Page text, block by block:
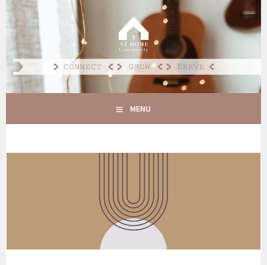
Spring
inhoud
AT HOME COMMUNITY
CONNECT GROW SERVE
MENU